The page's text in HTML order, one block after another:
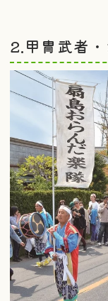
2.甲冑武者